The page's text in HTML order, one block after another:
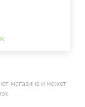
магазина и может